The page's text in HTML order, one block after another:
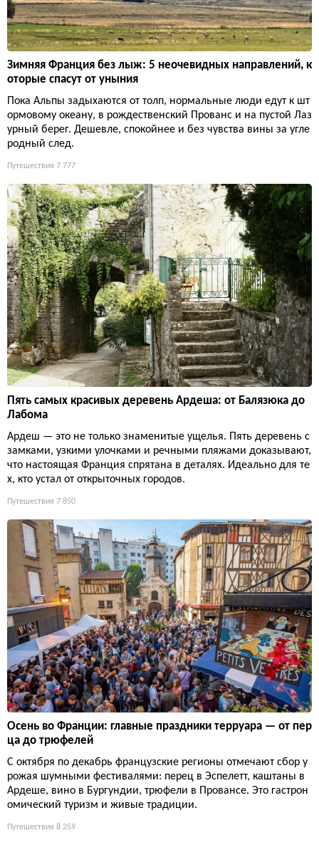
Зимняя Франция без лыж: 5 неочевидных направлений, к
оторые спасут от уныния
Пока Альпы задыхаются от толп, нормальные люди едут к шт
ормовому океану, в рождественский Прованс и на пустой Лаз
урный берег. Дешевле, спокойнее и без чувства вины за угле
родный след.
Путешествия 7 777
Пять самых красивых деревень Ардеша: от Балязюка до
Лабома
Ардеш — это не только знаменитые ущелья. Пять деревень с
замками, узкими улочками и речными пляжами доказывают,
что настоящая Франция спрятана в деталях. Идеально для те
х, кто устал от открыточных городов.
Путешествия 7 850
Осень во Франции: главные праздники терруара — от пер
ца до трюфелей
С октября по декабрь французские регионы отмечают сбор у
рожая шумными фестивалями: перец в Эспелетт, каштаны в
Ардеше, вино в Бургундии, трюфели в Провансе. Это гастрон
омический туризм и живые традиции.
Путешествия 8 259